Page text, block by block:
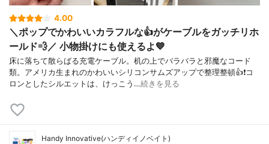
4.00
＼ポップでかわいいカラフルな👍がケーブルをガッチリホ
ールド💨／ 小物掛けにも使えるよ💙
床に落ちて散らばる充電ケーブル。机の上でバラバラと邪魔なコード
類。アメリカ生まれのかわいいシリコンサムズアップで整理整頓👍❗️コ
ロンとしたシルエットは、けっこう…続きを見る
Handy Innovative(ハンディイノベイト)